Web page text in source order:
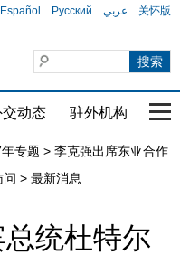
Español Русский عربي 关怀版
交动态 驻外机构 国
专题 > 李克强出席东亚合作
问 > 最新消息
统杜特尔